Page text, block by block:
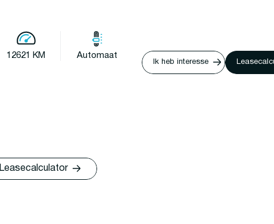
12621 KM Automaat
Ik heb interesse
Leasecalculator